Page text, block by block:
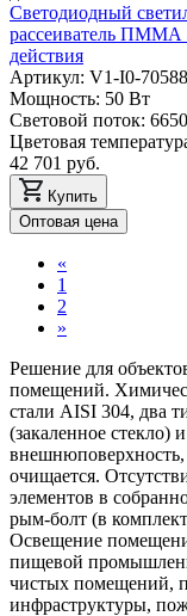
Светодиодный
рассеиватель ПММА
действия
Артикул: V1-I0-
Мощность: 50 Вт
Световой поток:
Цветовая
42 701 руб.
Купить
Оптовая цена
«
1
2
»
Решение для
помещений.
стали AISI 304, два
(закаленное
внешнюповерхность,
очищается.
элементов в
рым-болт (в
Освещение
пищевой
чистых помещений,
инфраструктуры,